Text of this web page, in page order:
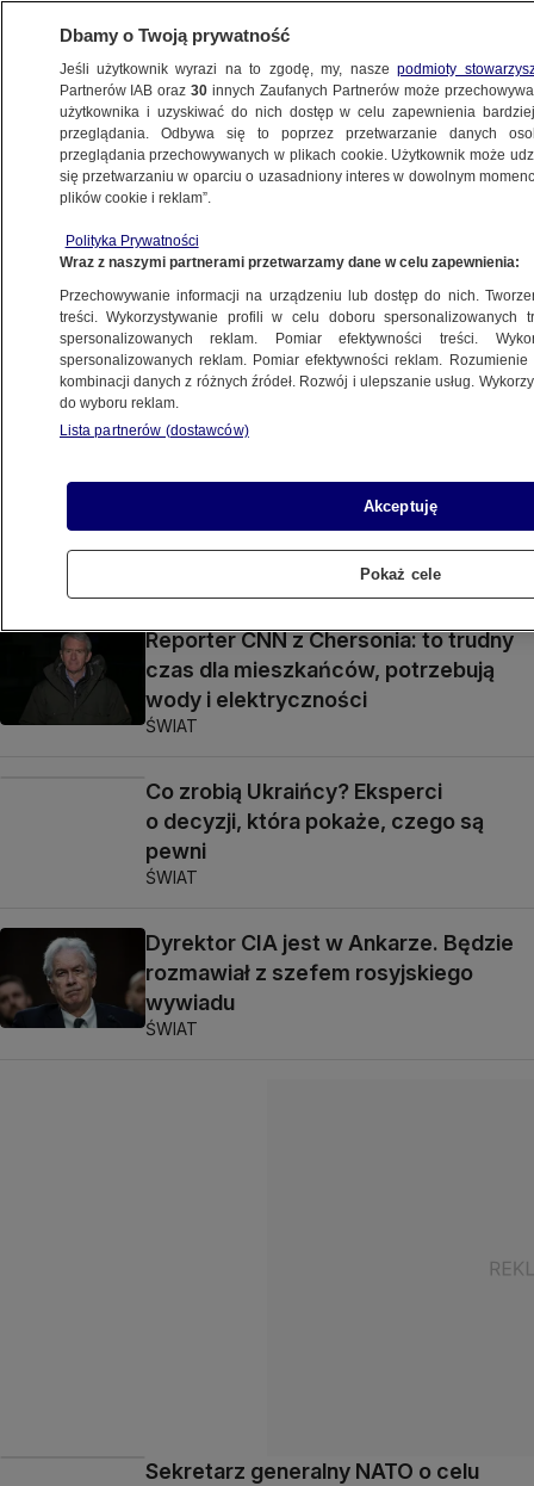
WOJNA W UKRAINIE
Біженці мають покинути готель до
кінця листопада
TVN24 PO UKRAIŃSKU
Триває збір пожертвувань для
мешканців розстріляного Ізюма
TVN24 PO UKRAIŃSKU
Ukraiński sztab: przetarg na 50
tysięcy kart mobilizacyjnych
na Białorusi
Reporter CNN z Chersonia: to trudny
czas dla mieszkańców, potrzebują
wody i elektryczności
ŚWIAT
Co zrobią Ukraińcy? Eksperci
o decyzji, która pokaże, czego są
pewni
ŚWIAT
Dyrektor CIA jest w Ankarze. Będzie
rozmawiał z szefem rosyjskiego
wywiadu
ŚWIAT
Sekretarz generalny NATO o celu
Dbamy o Twoją prywatność
Jeśli użytkownik wyrazi na to zgodę, my, naszepodmioty
Partnerów IAB oraz30 innych Zaufanych Partnerów może
użytkownika i uzyskiwać do nich dostęp w celu zapewnienia
przeglądania. Odbywa się to poprzez przetwarzanie danych
przeglądania przechowywanych w plikach cookie. Użytkownik może
się przetwarzaniu w oparciu o uzasadniony interes w dowolnym
plików cookie i reklam”.
Polityka Prywatności
Wraz z naszymi partnerami przetwarzamy dane w celu zapewnienia:
Przechowywanie informacji na urządzeniu lub dostęp do nich.
treści. Wykorzystywanie profili w celu doboru spersonalizowanych
spersonalizowanych reklam. Pomiar efektywności treści.
spersonalizowanych reklam. Pomiar efektywności reklam.
kombinacji danych z różnych źródeł. Rozwój i ulepszanie usług.
do wyboru reklam.
Lista partnerów (dostawców)
Akceptuję
Pokaż cele